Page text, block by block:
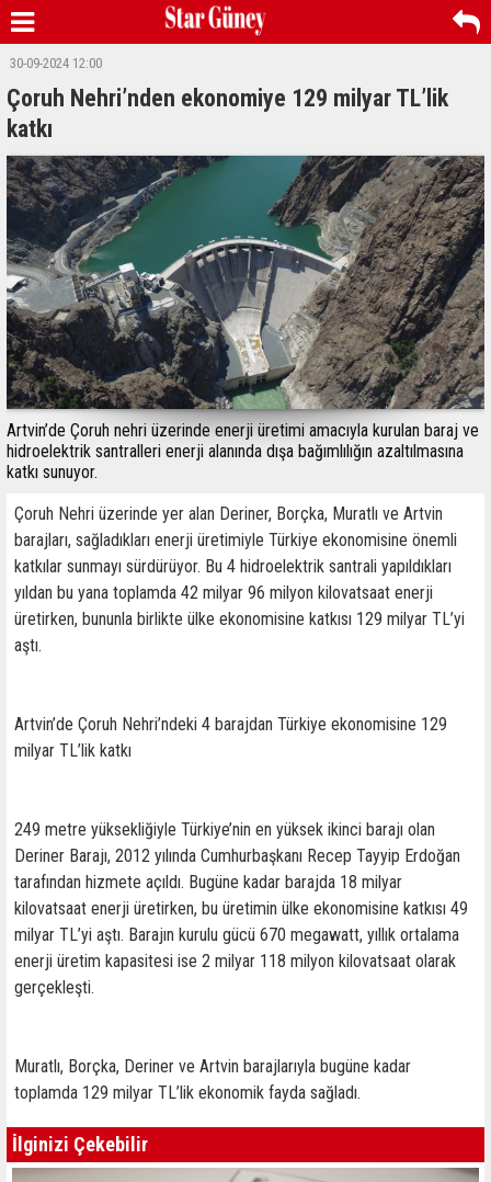
30-09-2024 12:00
Çoruh Nehri’nden ekonomiye 129 milyar TL’lik
katkı
Artvin’de Çoruh nehri üzerinde enerji üretimi amacıyla kurulan baraj ve
hidroelektrik santralleri enerji alanında dışa bağımlılığın azaltılmasına
katkı sunuyor.
Çoruh Nehri üzerinde yer alan Deriner, Borçka, Muratlı ve Artvin
barajları, sağladıkları enerji üretimiyle Türkiye ekonomisine önemli
katkılar sunmayı sürdürüyor. Bu 4 hidroelektrik santrali yapıldıkları
yıldan bu yana toplamda 42 milyar 96 milyon kilovatsaat enerji
üretirken, bununla birlikte ülke ekonomisine katkısı 129 milyar TL’yi
aştı.
Artvin’de Çoruh Nehri’ndeki 4 barajdan Türkiye ekonomisine 129
milyar TL’lik katkı
249 metre yüksekliğiyle Türkiye’nin en yüksek ikinci barajı olan
Deriner Barajı, 2012 yılında Cumhurbaşkanı Recep Tayyip Erdoğan
tarafından hizmete açıldı. Bugüne kadar barajda 18 milyar
kilovatsaat enerji üretirken, bu üretimin ülke ekonomisine katkısı 49
milyar TL’yi aştı. Barajın kurulu gücü 670 megawatt, yıllık ortalama
enerji üretim kapasitesi ise 2 milyar 118 milyon kilovatsaat olarak
gerçekleşti.
Muratlı, Borçka, Deriner ve Artvin barajlarıyla bugüne kadar
toplamda 129 milyar TL’lik ekonomik fayda sağladı.
İlginizi Çekebilir